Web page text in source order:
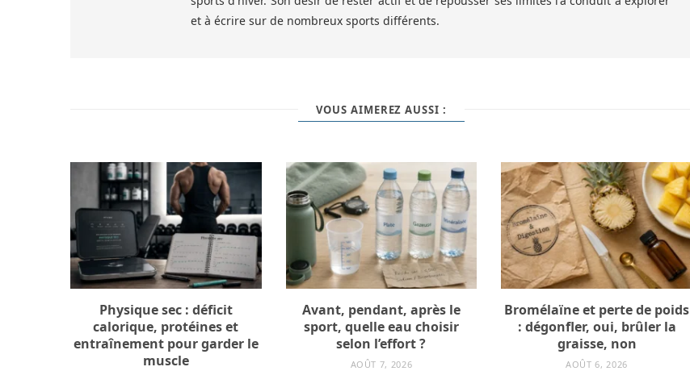
et à écrire sur de nombreux sports différents.
VOUS AIMEREZ AUSSI :
Physique sec : déficit
calorique, protéines et
entraînement pour garder le
muscle
Avant, pendant, après le
sport, quelle eau choisir
selon l’effort ?
AOÛT 7, 2026
Bromélaïne et perte de poids
: dégonfler, oui, brûler la
graisse, non
AOÛT 6, 2026